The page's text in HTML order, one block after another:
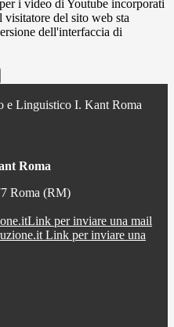
i video di Youtube incorporati
visitatore del sito web sta
dell'interfaccia di
e Linguistico I. Kant Roma
Roma
Roma (RM)
Link per inviare una mail
Link per inviare una